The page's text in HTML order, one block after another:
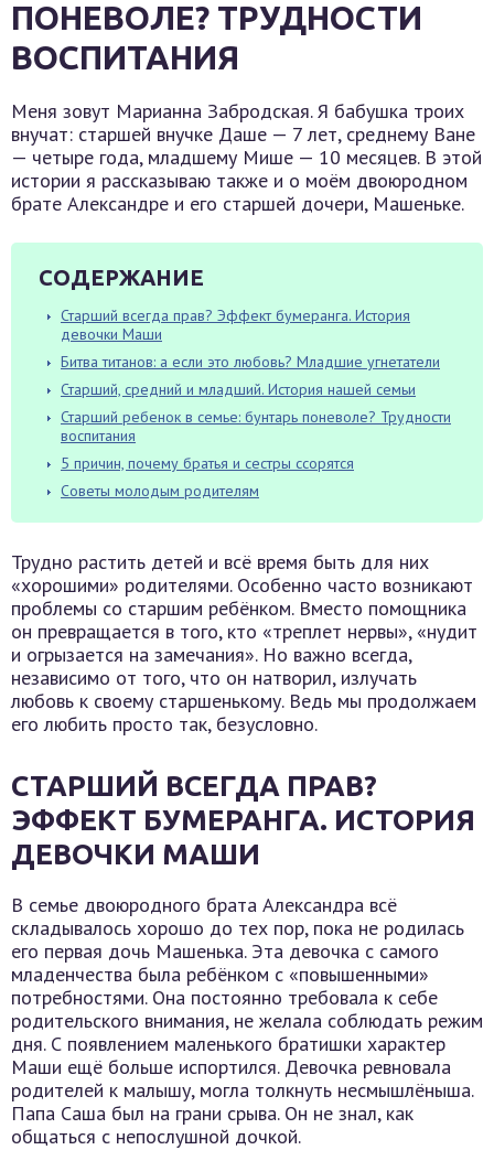
ПОНЕВОЛЕ? ТРУДНОСТИ
ВОСПИТАНИЯ
Меня зовут Марианна Забродская. Я бабушка троих
внучат: старшей внучке Даше — 7 лет, среднему Ване
— четыре года, младшему Мише — 10 месяцев. В этой
истории я рассказываю также и о моём двоюродном
брате Александре и его старшей дочери, Машеньке.
СОДЕРЖАНИЕ
Старший всегда прав? Эффект бумеранга. История
девочки Маши
Битва титанов: а если это любовь? Младшие угнетатели
Старший, средний и младший. История нашей семьи
Старший ребенок в семье: бунтарь поневоле? Трудности
воспитания
5 причин, почему братья и сестры ссорятся
Советы молодым родителям
Трудно растить детей и всё время быть для них
«хорошими» родителями. Особенно часто возникают
проблемы со старшим ребёнком. Вместо помощника
он превращается в того, кто «треплет нервы», «нудит
и огрызается на замечания». Но важно всегда,
независимо от того, что он натворил, излучать
любовь к своему старшенькому. Ведь мы продолжаем
его любить просто так, безусловно.
СТАРШИЙ ВСЕГДА ПРАВ?
ЭФФЕКТ БУМЕРАНГА. ИСТОРИЯ
ДЕВОЧКИ МАШИ
В семье двоюродного брата Александра всё
складывалось хорошо до тех пор, пока не родилась
его первая дочь Машенька. Эта девочка с самого
младенчества была ребёнком с «повышенными»
потребностями. Она постоянно требовала к себе
родительского внимания, не желала соблюдать режим
дня. С появлением маленького братишки характер
Маши ещё больше испортился. Девочка ревновала
родителей к малышу, могла толкнуть несмышлёныша.
Папа Саша был на грани срыва. Он не знал, как
общаться с непослушной дочкой.